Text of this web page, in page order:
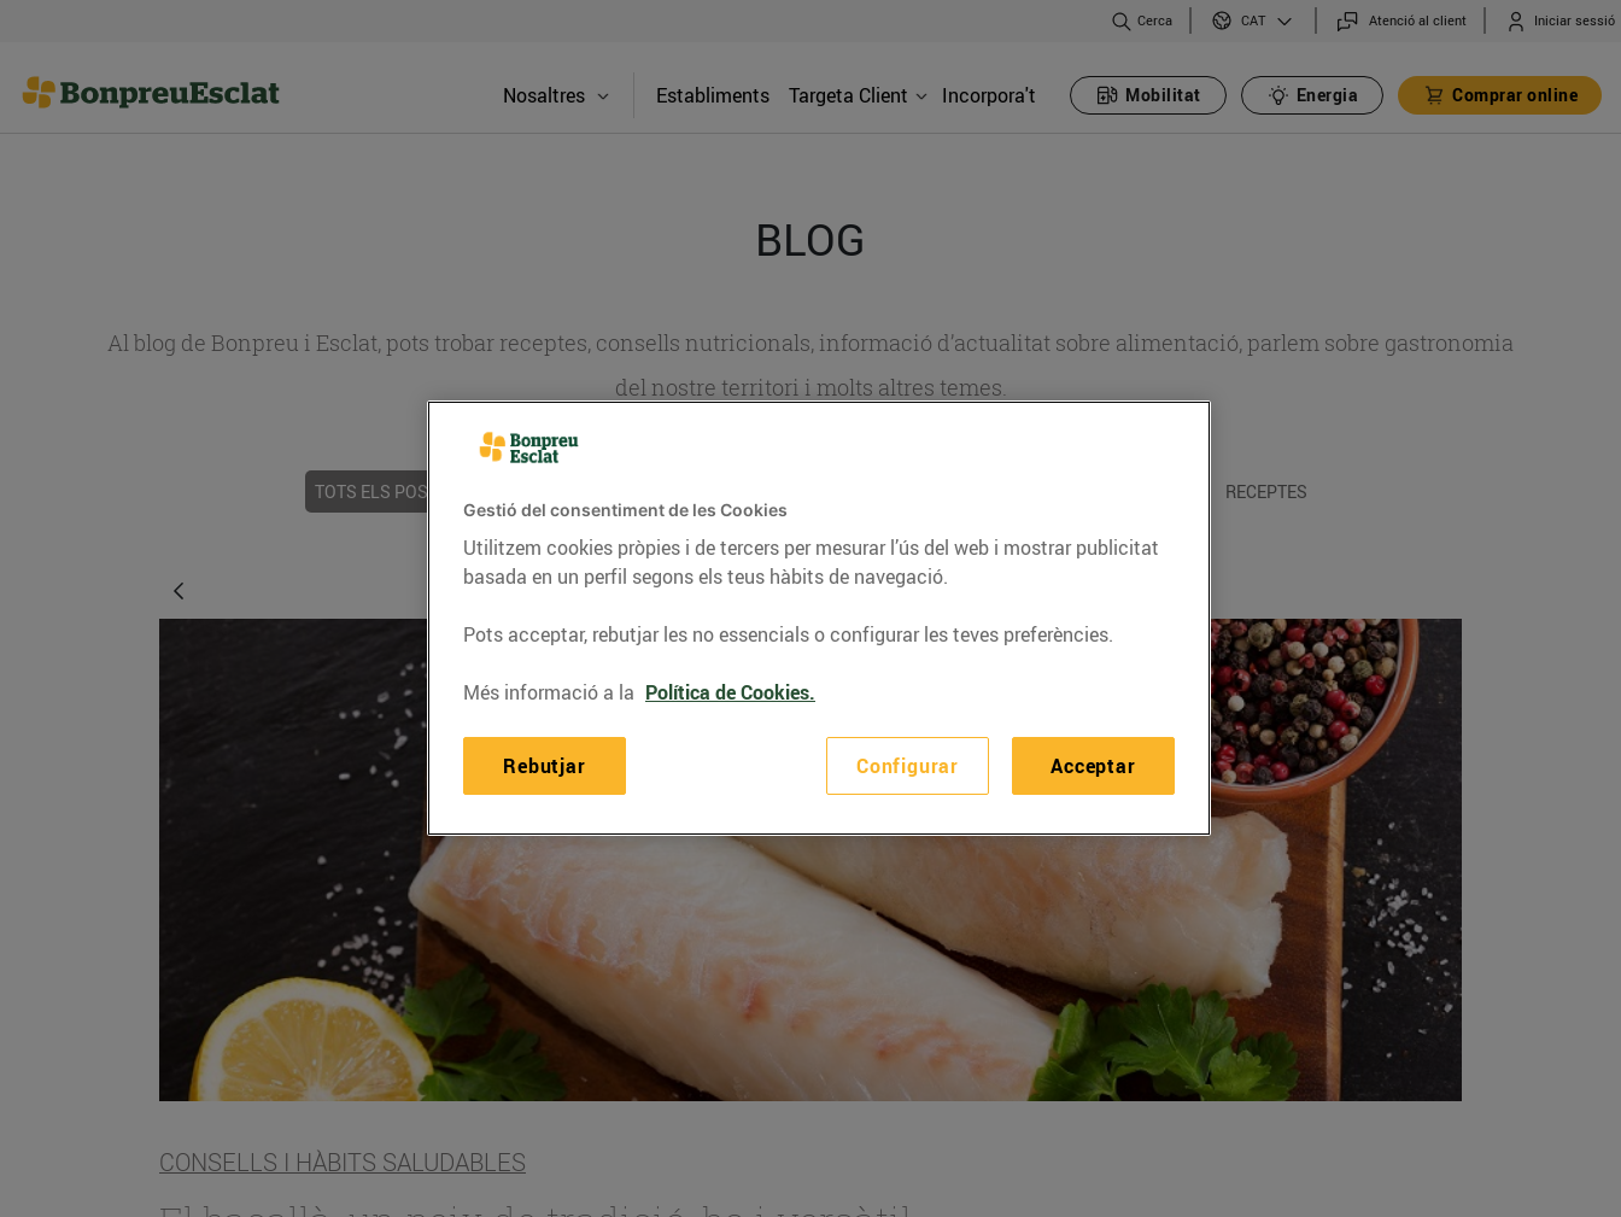
Cerca CAT Atenció al client Iniciar sessió
Nosaltres Establiments Targeta Client Incorpora't Mobilitat Energia Comprar online
BLOG
Al blog de Bonpreu i Esclat, pots trobar receptes, consells nutricionals, informació d’actualitat sobre alimentació, parlem sobre gastronomia
del nostre territori i molts altres temes.
TOTS ELS POSTS RECEPTES
CONSELLS I HÀBITS SALUDABLES
Gestió del consentiment de les Cookies
Utilitzem cookies pròpies i de tercers per mesurar l’ús del web i mostrar publicitat
basada en un perfil segons els teus hàbits de navegació.
Pots acceptar, rebutjar les no essencials o configurar les teves preferències.
Més informació a la Política de Cookies.
Configurar
Rebutjar Acceptar